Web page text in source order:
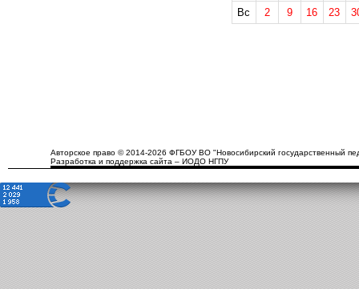
Вс
2 9 16 23
Авторское право © 2014-2026 ФГБОУ ВО "Новосибирский государственный
Разработка и поддержка сайта – ИОДО НГПУ